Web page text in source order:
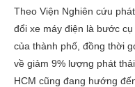
Theo Viện Nghiên cứu
đổi xe máy điện là bước
của thành phố, đồng thời
về giảm 9% lượng phát
HCM cũng đang hướng